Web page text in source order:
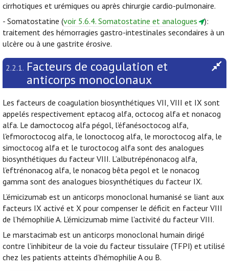
cirrhotiques et urémiques ou après chirurgie cardio-pulmonaire.
- Somatostatine (voir 5.6.4. Somatostatine et analogues
):
traitement des hémorragies gastro-intestinales secondaires à un
ulcère ou à une gastrite érosive.
2.2.1. Facteurs de coagulation et
anticorps monoclonaux
Les facteurs de coagulation biosynthétiques VII, VIII et IX sont
appelés respectivement eptacog alfa, octocog alfa et nonacog
alfa. Le damoctocog alfa pégol, l’éfanésoctocog alfa,
l'efmoroctocog alfa, le lonoctocog alfa, le moroctocog alfa, le
simoctocog alfa et le turoctocog alfa sont des analogues
biosynthétiques du facteur VIII. L’albutrépénonacog alfa,
l’eftrénonacog alfa, le nonacog bêta pegol et le nonacog
gamma sont des analogues biosynthétiques du facteur IX.
L’émicizumab est un anticorps monoclonal humanisé se liant aux
facteurs IX activé et X pour compenser le déficit en facteur VIII
de l’hémophilie A. L’émicizumab mime l'activité du facteur VIII.
Le marstacimab est un anticorps monoclonal humain dirigé
contre l’inhibiteur de la voie du facteur tissulaire (TFPI) et utilisé
chez les patients atteints d’hémophilie A ou B.